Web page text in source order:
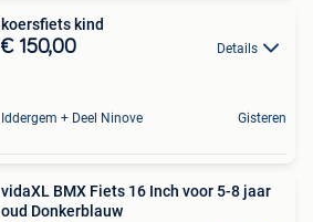
koersfiets kind
€ 150,00 Details
Iddergem + Deel Ninove Gisteren
vidaXL BMX Fiets 16 Inch voor 5-8 jaar
oud Donkerblauw